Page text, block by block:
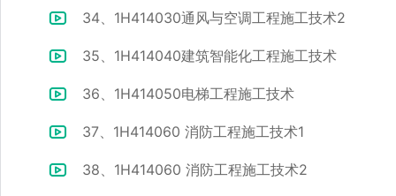
34、1H414030通风与空调工程施工技术2
35、1H414040建筑智能化工程施工技术
36、1H414050电梯工程施工技术
37、1H414060 消防工程施工技术1
38、1H414060 消防工程施工技术2